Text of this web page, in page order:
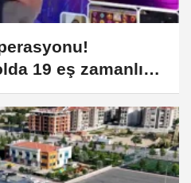
19 eş zamanlı